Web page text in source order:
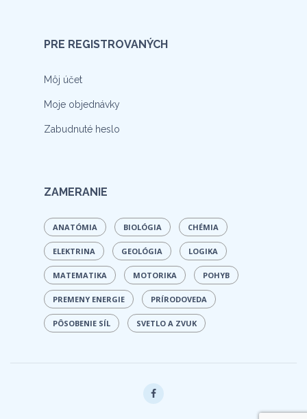
PRE REGISTROVANÝCH
Môj účet
Moje objednávky
Zabudnuté heslo
ZAMERANIE
ANATÓMIA BIOLÓGIA CHÉMIA
ELEKTRINA GEOLÓGIA LOGIKA
MATEMATIKA MOTORIKA POHYB
PREMENY ENERGIE PRÍRODOVEDA
PÔSOBENIE SÍL SVETLO A ZVUK